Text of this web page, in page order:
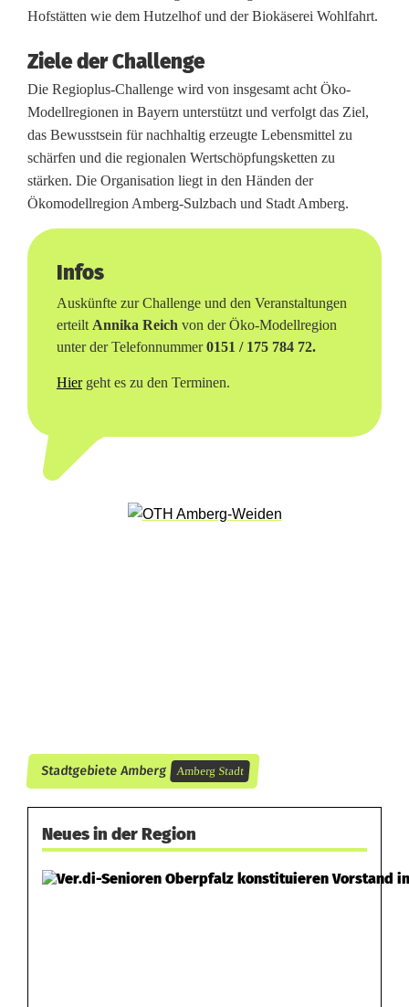
R
e
g
i
o
p
C
Hofstätten wie dem Hutzelhof und der Biokäserei Wohlfahrt.
Ziele der Challenge
Die Regioplus-Challenge wird von insgesamt acht Öko-
Modellregionen in Bayern unterstützt und verfolgt das Ziel,
das Bewusstsein für nachhaltig erzeugte Lebensmittel zu
schärfen und die regionalen Wertschöpfungsketten zu
stärken. Die Organisation liegt in den Händen der
Ökomodellregion Amberg-Sulzbach und Stadt Amberg.
Infos
Auskünfte zur Challenge und den Veranstaltungen
erteilt Annika Reich von der Öko-Modellregion
unter der Telefonnummer0151 / 175 784 72.
Hiergeht es zu den Terminen.
Stadtgebiete Amberg Amberg Stadt
Neues in der Region